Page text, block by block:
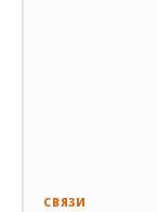
СВЯЗИ